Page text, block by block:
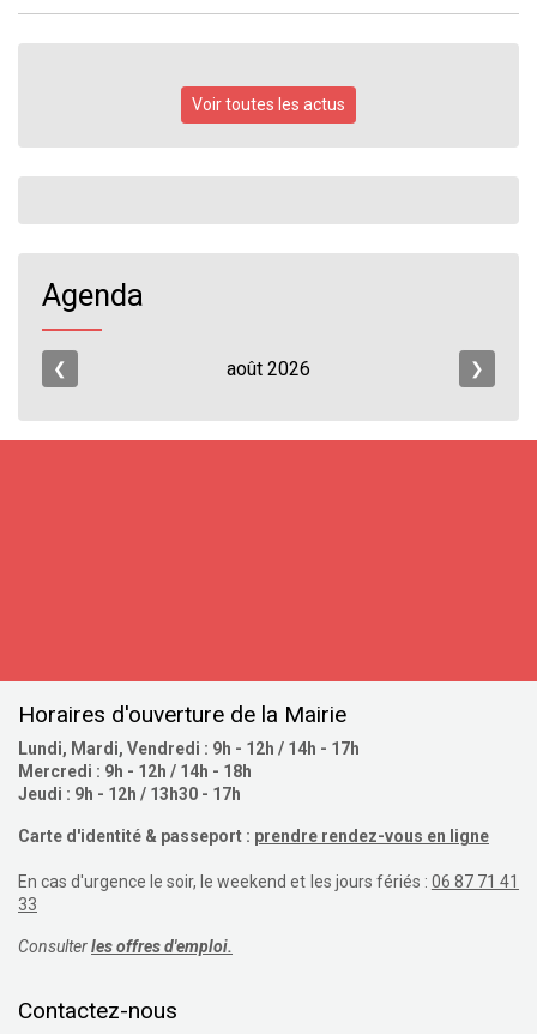
Voir toutes les actus
Agenda
❮ août 2026 ❯
Horaires d'ouverture de la Mairie
Lundi, Mardi, Vendredi : 9h - 12h / 14h - 17h
Mercredi : 9h - 12h / 14h - 18h
Jeudi : 9h - 12h / 13h30 - 17h
Carte d'identité & passeport : prendre rendez-vous en ligne
En cas d'urgence le soir, le weekend et les jours fériés : 06 87 71 41
33
Consulterles offres d'emploi.
Contactez-nous